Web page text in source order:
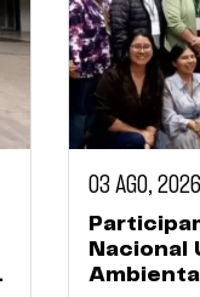
03 AGO, 2026
Nacional